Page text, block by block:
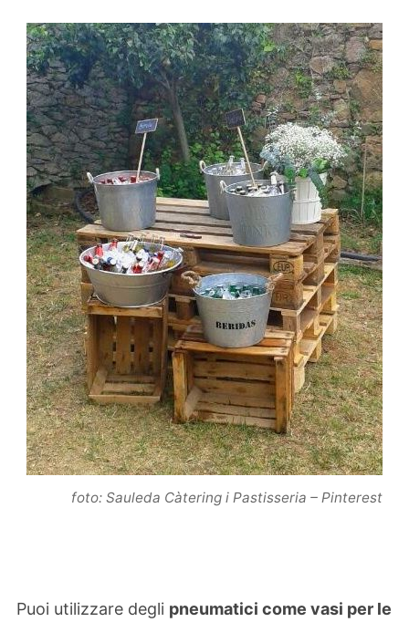
foto: Sauleda Càtering i Pastisseria – Pinterest
Puoi utilizzare degli pneumatici come vasi per le